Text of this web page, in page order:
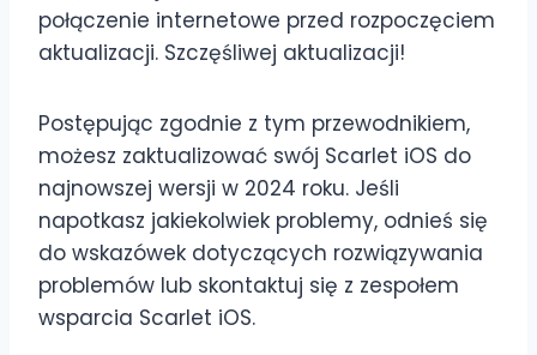
połączenie internetowe przed rozpoczęciem
aktualizacji. Szczęśliwej aktualizacji!
Postępując zgodnie z tym przewodnikiem,
możesz zaktualizować swój Scarlet iOS do
najnowszej wersji w 2024 roku. Jeśli
napotkasz jakiekolwiek problemy, odnieś się
do wskazówek dotyczących rozwiązywania
problemów lub skontaktuj się z zespołem
wsparcia Scarlet iOS.